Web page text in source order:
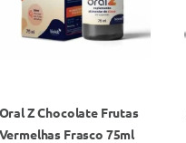
Z Chocolate Frutas
Frasco 75ml